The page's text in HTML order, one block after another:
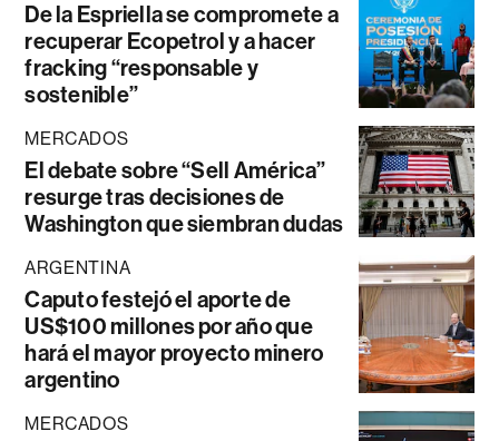
De la Espriella se compromete a
recuperar Ecopetrol y a hacer
fracking “responsable y
sostenible”
MERCADOS
El debate sobre “Sell América”
resurge tras decisiones de
Washington que siembran dudas
ARGENTINA
Caputo festejó el aporte de
US$100 millones por año que
hará el mayor proyecto minero
argentino
MERCADOS